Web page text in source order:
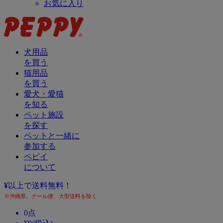
お気に入り
犬用品
を買う
猫用品
を買う
愛犬・愛猫
を知る
ペット施設
を探す
ペットと一緒に
参加する
ペピイ
について
¥以上で送料無料！
※沖縄県、クール便、大型送料を除く
0点